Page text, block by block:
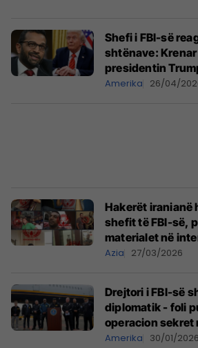
Shefi i FBI-së
shtënave:
presidentin
Amerika 26/04/
Hakerët iranianë
shefit të FBI-së,
materialet në
Azia 27/03/2026
Drejtori i FBI-së
diplomatik - foli
operacion sekret
Amerika 30/01/2026